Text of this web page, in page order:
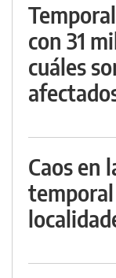
con 31
cuáles
Caos en